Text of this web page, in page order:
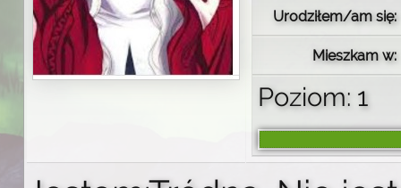
Urodziłem/am się:
Mieszkam w:
Poziom: 1